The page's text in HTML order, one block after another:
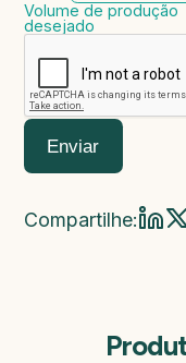
Volume de produção
desejado
Enviar
Compartilhe: